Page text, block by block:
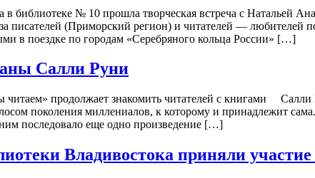
в библиотеке № 10 прошла творческая встреча с Натальей
писателей (Приморский регион) и читателей — любителей
в поездке по городам «Серебряного кольца России» […]
Салли Руни
продолжает знакомить читателей с книгами Салли
поколения миллениалов, к которому и принадлежит
последовало еще одно произведение […]
Владивостока приняли